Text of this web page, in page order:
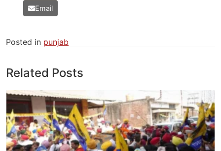
Email
Posted in punjab
Related Posts